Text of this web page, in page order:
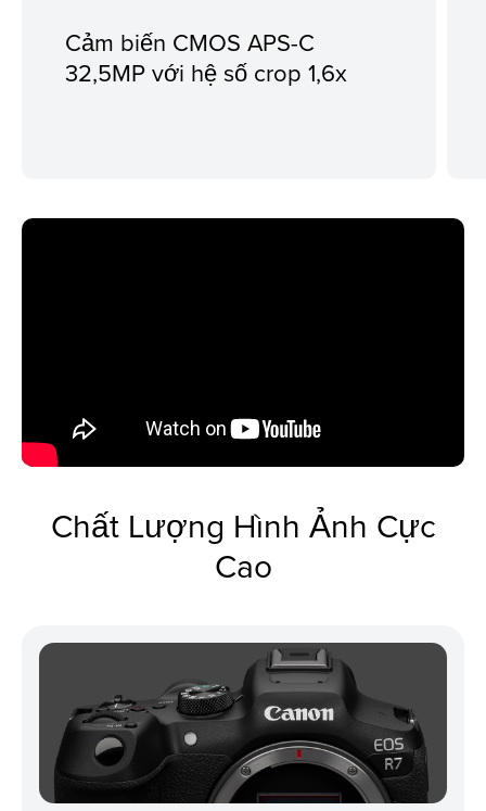
Cảm biến CMOS APS-C
32,5MP với hệ số crop 1,6x
Chất Lượng Hình Ảnh Cực
Cao